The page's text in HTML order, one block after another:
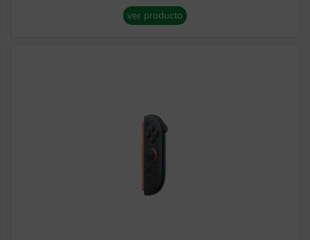
ver producto